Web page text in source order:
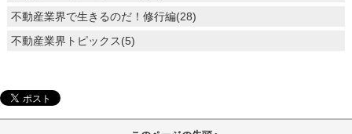
不動産業界で生きるのだ！修行編(28)
不動産業界トピックス(5)